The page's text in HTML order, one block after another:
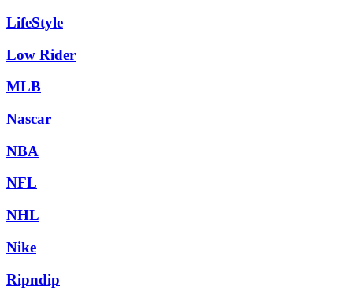
LifeStyle
Low Rider
MLB
Nascar
NBA
NFL
NHL
Nike
Ripndip